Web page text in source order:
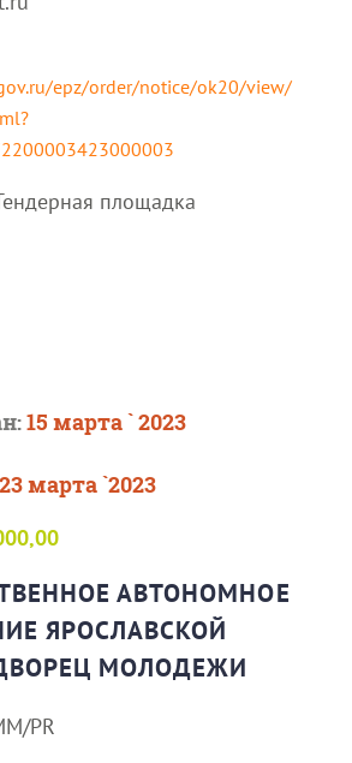
epz/order/notice/ok20/view/
площадка
15 марта ` 2023
23 марта `2023
АВТОНОМНОЕ
ЯРОСЛАВСКОЙ
МОЛОДЕЖИ
PR